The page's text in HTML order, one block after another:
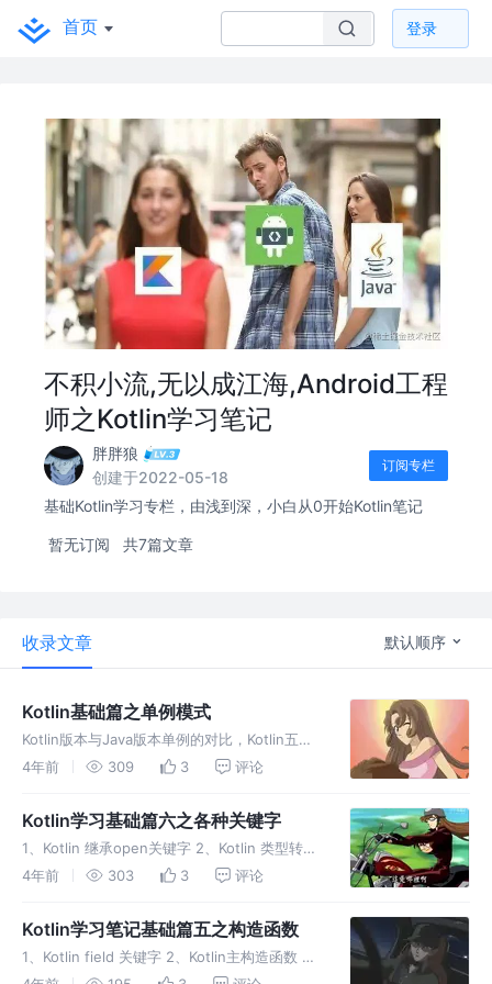
首页 登录
不积小流,无以成江海,Android工程
师之Kotlin学习笔记
胖胖狼
创建于2022-05-18
订阅专栏
基础Kotlin学习专栏，由浅到深，小白从0开始Kotlin笔记
暂无订阅 共7篇文章
收录文章 默认顺序
Kotlin基础篇之单例模式
Kotlin版本与Java版本单例的对比，Kotlin五种
单例模式，懒汉式，饿汉式，静态内部类，线程
4年前 309 3 评论
Kotlin学习基础篇六之各种关键字
1、Kotlin 继承open关键字 2、Kotlin 类型转换
3、Kotlin智能转换 4、Kotlin 中Any类 只提供
4年前 303 3 评论
Kotlin学习笔记基础篇五之构造函数
1、Kotlin field 关键字 2、Kotlin主构造函数 、